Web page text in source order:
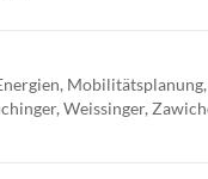
, Mobilitätsplanung,
, Weissinger,